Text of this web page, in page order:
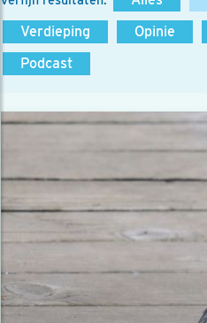
Verdieping
Opinie
Podcast